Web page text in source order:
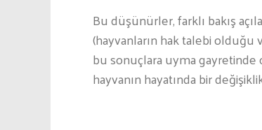
Bu düşünürler, farklı bakış
(hayvanların hak talebi olduğu
bu sonuçlara uyma gayretinde
hayvanın hayatında bir